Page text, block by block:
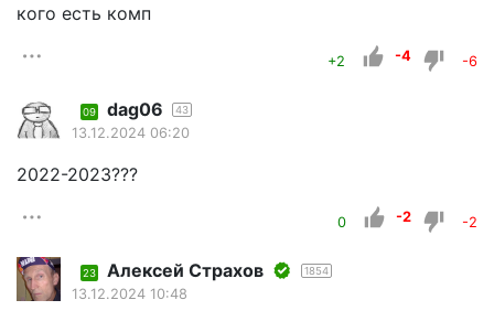
кого есть комп
+2 -4 -6
09 dag06 43
13.12.2024 06:20
2022-2023???
0 -2 -2
23 Алексей Страхов 1854
13.12.2024 10:48